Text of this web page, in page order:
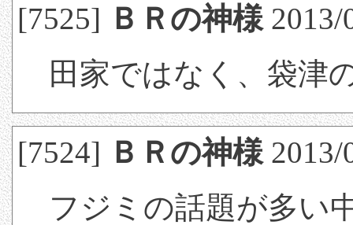
[7525] ＢＲの神様 2013/
田家ではなく、袋津
[7524] ＢＲの神様 2013/
フジミの話題が多い